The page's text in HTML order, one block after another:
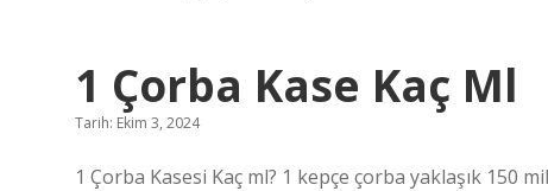
1 Çorba Kase Kaç Ml
Tarih: Ekim 3, 2024
1 Çorba Kasesi Kaç ml? 1 kepçe çorba yaklaşık 150